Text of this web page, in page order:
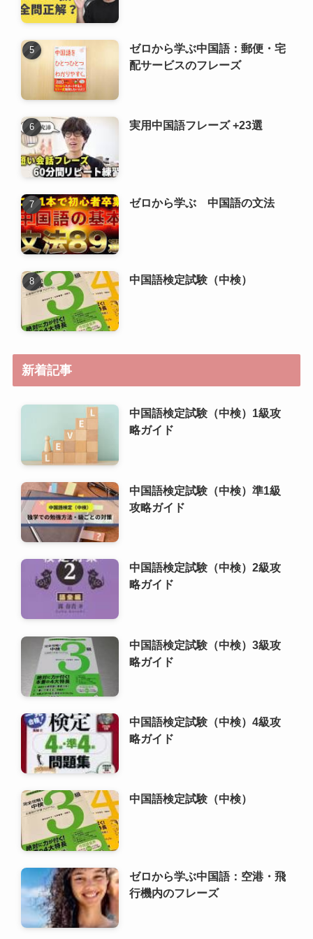
ゼロから学ぶ中国語：郵便・宅
配サービスのフレーズ
実用中国語フレーズ +23選
ゼロから学ぶ 中国語の文法
中国語検定試験（中検）
新着記事
中国語検定試験（中検）1級攻
略ガイド
中国語検定試験（中検）準1級
攻略ガイド
中国語検定試験（中検）2級攻
略ガイド
中国語検定試験（中検）3級攻
略ガイド
中国語検定試験（中検）4級攻
略ガイド
中国語検定試験（中検）
ゼロから学ぶ中国語：空港・飛
行機内のフレーズ